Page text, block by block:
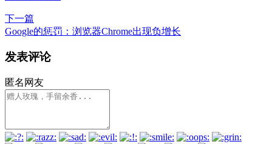
下一篇
Google的惩罚：浏览器Chrome出现负增长
发表评论
匿名网友